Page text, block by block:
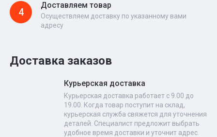
4
Доставляем товар
Осуществляем доставку по указанному вами
адресу
Доставка заказов
Курьерская доставка
Курьерская доставка работает с 9.00 до
19.00. Когда товар поступит на склад,
курьерская служба свяжется для уточнения
деталей. Специалист предложит выбрать
удобное время доставки и уточнит адрес.